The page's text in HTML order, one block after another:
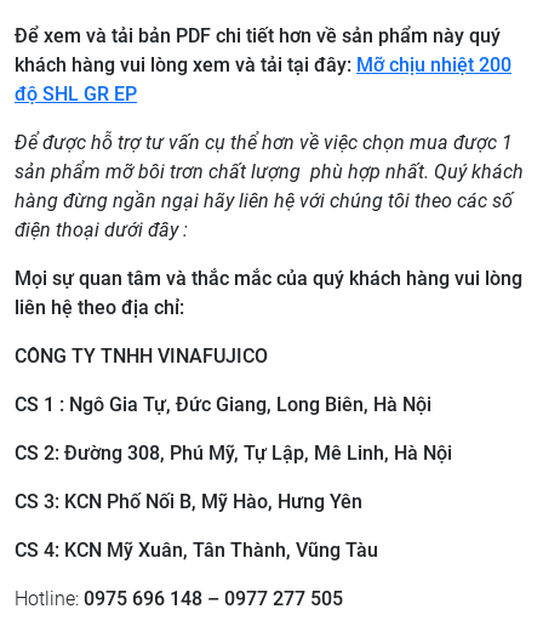
Để xem và tải bản PDF chi tiết hơn về sản phẩm này quý
khách hàng vui lòng xem và tải tại đây: Mỡ chịu nhiệt 200
độ SHL GR EP
Để được hỗ trợ tư vấn cụ thể hơn về việc chọn mua được 1
sản phẩm mỡ bôi trơn chất lượng phù hợp nhất. Quý khách
hàng đừng ngần ngại hãy liên hệ với chúng tôi theo các số
điện thoại dưới đây :
Mọi sự quan tâm và thắc mắc của quý khách hàng vui lòng
liên hệ theo địa chỉ:
CÔNG TY TNHH VINAFUJICO
CS 1 : Ngô Gia Tự, Đức Giang, Long Biên, Hà Nội
CS 2: ​Đường 308, Phú Mỹ, Tự Lập, Mê Linh, Hà Nội
CS 3: ​KCN Phố Nối B, Mỹ Hào, Hưng Yên
CS 4: KCN Mỹ Xuân, Tân Thành, Vũng Tàu
Hotline: 0975 696 148 – 0977 277 505